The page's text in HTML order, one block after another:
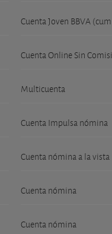
Cuenta Joven BBVA
Cuenta Online Sin
Multicuenta
Cuenta Impulsa nómina
Cuenta nómina a la vista
Cuenta nómina
Cuenta nómina